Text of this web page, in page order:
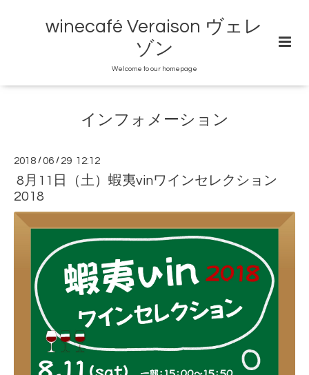
winecafé Veraison ヴェレ
ゾン
Welcome to our homepage
インフォメーション
2018 /06 / 29 12:12
8月11日（土）蝦夷vinワインセレクション
2018